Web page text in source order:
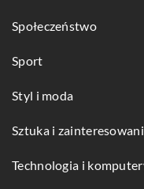
Społeczeństwo
Sport
Styl i moda
Sztuka i
Technologia i